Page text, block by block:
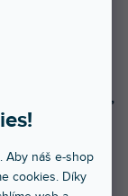
Aby náš e-shop
cookies. Díky
z
přijímače,
audio